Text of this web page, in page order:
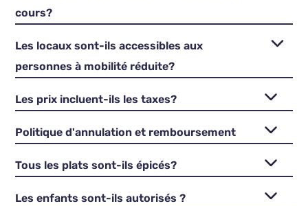
cours?
Les locaux sont-ils accessibles aux
personnes à mobilité réduite?
Les prix incluent-ils les taxes?
Politique d'annulation et remboursement
Tous les plats sont-ils épicés?
Les enfants sont-ils autorisés ?